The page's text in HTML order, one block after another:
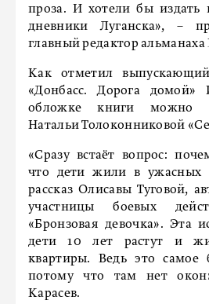
проза. И хотели бы издать
дневники Луганска», –
главный редактор
Как отметил
«Донбасс. Дорога домой»
обложке книги можно
Натальи Толоконниковой
«Сразу встаёт вопрос:
что дети жили в ужасных
рассказ Олисавы Туговой,
участницы боевых
«Бронзовая девочка». Эта
дети 10 лет растут и
квартиры. Ведь это самое
потому что там нет
Карасев.